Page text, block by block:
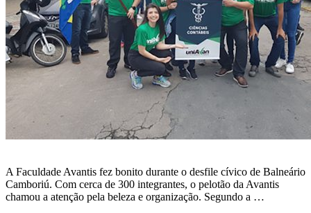
A Faculdade Avantis fez bonito durante o desfile cívico de Balneário
Camboriú. Com cerca de 300 integrantes, o pelotão da Avantis
chamou a atenção pela beleza e organização. Segundo a …